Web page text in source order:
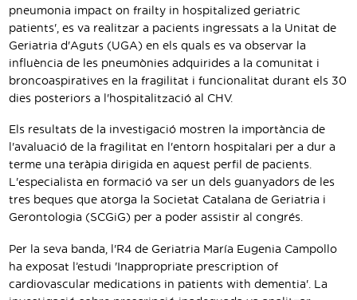
pneumonia impact on frailty in hospitalized geriatric
patients', es va realitzar a pacients ingressats a la Unitat de
Geriatria d'Aguts (UGA) en els quals es va observar la
influència de les pneumònies adquirides a la comunitat i
broncoaspiratives en la fragilitat i funcionalitat durant els 30
dies posteriors a l'hospitalització al CHV.
Els resultats de la investigació mostren la importància de
l'avaluació de la fragilitat en l'entorn hospitalari per a dur a
terme una teràpia dirigida en aquest perfil de pacients.
L'especialista en formació va ser un dels guanyadors de les
tres beques que atorga la Societat Catalana de Geriatria i
Gerontologia (SCGiG) per a poder assistir al congrés.
Per la seva banda, l'R4 de Geriatria María Eugenia Campollo
ha exposat l’estudi 'Inappropriate prescription of
cardiovascular medications in patients with dementia'. La